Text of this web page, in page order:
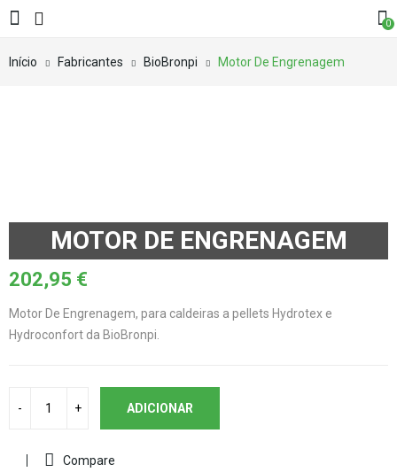
0
Início Fabricantes BioBronpi Motor De Engrenagem
MOTOR DE ENGRENAGEM
202,95 €
Motor De Engrenagem, para caldeiras a pellets Hydrotex e
Hydroconfort da BioBronpi.
ADICIONAR
Compare